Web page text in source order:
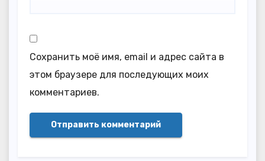
Сохранить моё имя, email и адрес сайта в
этом браузере для последующих моих
комментариев.